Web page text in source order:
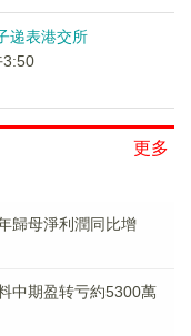
递表港交所
3:50
更多
歸母淨利潤同比增
中期盈转亏約5300萬